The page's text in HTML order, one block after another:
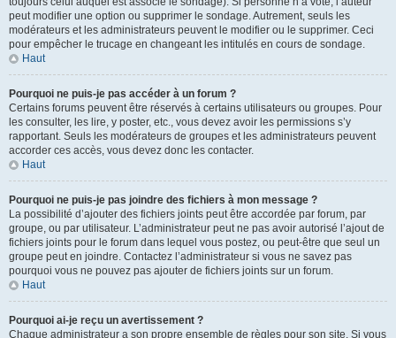
peut modifier une option ou supprimer le sondage. Autrement, seuls les
modérateurs et les administrateurs peuvent le modifier ou le supprimer. Ceci
pour empêcher le trucage en changeant les intitulés en cours de sondage.
Haut
Pourquoi ne puis-je pas accéder à un forum ?
Certains forums peuvent être réservés à certains utilisateurs ou groupes. Pour
les consulter, les lire, y poster, etc., vous devez avoir les permissions s’y
rapportant. Seuls les modérateurs de groupes et les administrateurs peuvent
accorder ces accès, vous devez donc les contacter.
Haut
Pourquoi ne puis-je pas joindre des fichiers à mon message ?
La possibilité d’ajouter des fichiers joints peut être accordée par forum, par
groupe, ou par utilisateur. L’administrateur peut ne pas avoir autorisé l’ajout de
fichiers joints pour le forum dans lequel vous postez, ou peut-être que seul un
groupe peut en joindre. Contactez l’administrateur si vous ne savez pas
pourquoi vous ne pouvez pas ajouter de fichiers joints sur un forum.
Haut
Pourquoi ai-je reçu un avertissement ?
Chaque administrateur a son propre ensemble de règles pour son site. Si vous